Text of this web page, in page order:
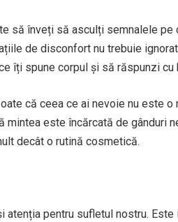
să înveți să asculți semnalele pe
de disconfort nu trebuie
îți spune corpul și să răspunzi cu
că ceea ce ai nevoie nu este o
mintea este încărcată de gânduri
decât o rutină cosmetică.
atenția pentru sufletul nostru.